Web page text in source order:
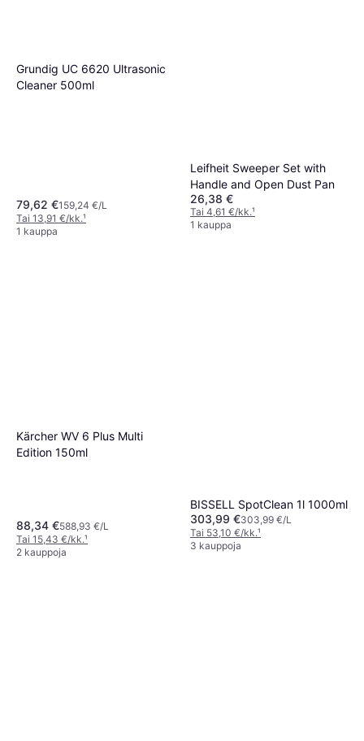
Grundig UC 6620 Ultrasonic
Cleaner 500ml
79,62 €159,24 €/L
Tai 13,91 €/kk.¹
1 kauppa
Leifheit Sweeper Set with
Handle and Open Dust Pan
26,38 €
Tai 4,61 €/kk.¹
1 kauppa
Kärcher WV 6 Plus Multi
Edition 150ml
88,34 €588,93 €/L
Tai 15,43 €/kk.¹
2 kauppoja
BISSELL SpotClean 1l 1000ml
303,99 €303,99 €/L
Tai 53,10 €/kk.¹
3 kauppoja